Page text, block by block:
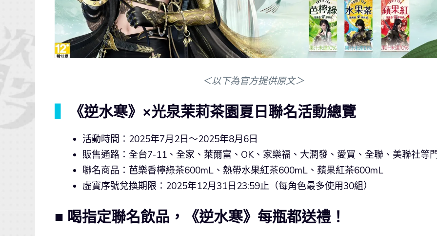
＜以下為官方提供原文＞
《逆水寒》×光泉茉莉茶園夏日聯名活動總覽
活動時間：2025年7月2日～2025年8月6日
販售通路：全台7-11、全家、萊爾富、OK、家樂福、大潤發、愛買、全聯、美聯社等
聯名商品：芭樂香檸綠茶600mL、熱帶水果紅茶600mL、蘋果紅茶600mL
虛寶序號兌換期限：2025年12月31日23:59止（每角色最多使用30組）
■ 喝指定聯名飲品，《逆水寒》每瓶都送禮！